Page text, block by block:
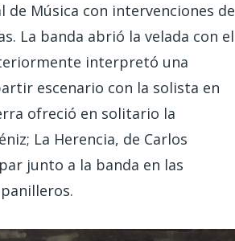
Música con intervenciones de
La banda abrió la velada con el
interpretó una
escenario con la solista en
ofreció en solitario la
La Herencia, de Carlos
junto a la banda en las